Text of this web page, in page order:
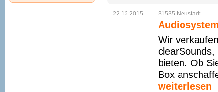
22.12.2015 31535 Neustadt
Wir
clearSounds,
bieten. Ob
Box
weiterlesen